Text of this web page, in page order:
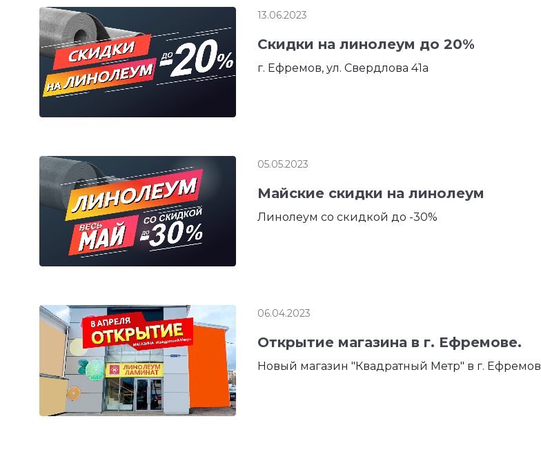
13.06.2023
Скидки на линолеум до 20%
г. Ефремов, ул. Свердлова 41а
05.05.2023
Майские скидки на линолеум
Линолеум со скидкой до -30%
06.04.2023
Открытие магазина в г. Ефремове.
Новый магазин "Квадратный Метр" в г. Ефремов